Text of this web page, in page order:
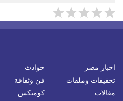
اخبار مصر حوادث
تحقيقات وملفات
فن وثقافة
مقالات
كوميكس